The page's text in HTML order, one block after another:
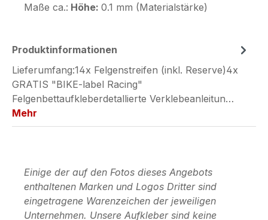
Maße ca.: Höhe: 0.1 mm (Materialstärke)
Produktinformationen
Lieferumfang:14x Felgenstreifen (inkl. Reserve)4x
GRATIS "BIKE-label Racing"
Felgenbettaufkleberdetallierte Verklebeanleitun…
Mehr
Einige der auf den Fotos dieses Angebots
enthaltenen Marken und Logos Dritter sind
eingetragene Warenzeichen der jeweiligen
Unternehmen. Unsere Aufkleber sind keine